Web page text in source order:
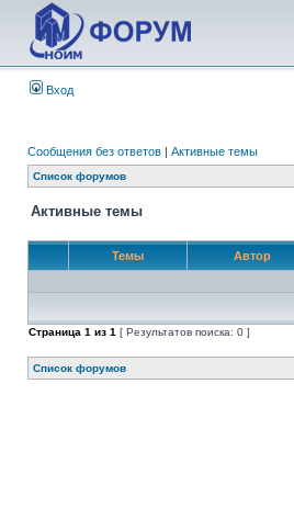
Вход
Сообщения без ответов | Активные темы
Список форумов
Активные темы
Темы Автор
Страница 1 из 1 [ Результатов поиска: 0 ]
Список форумов